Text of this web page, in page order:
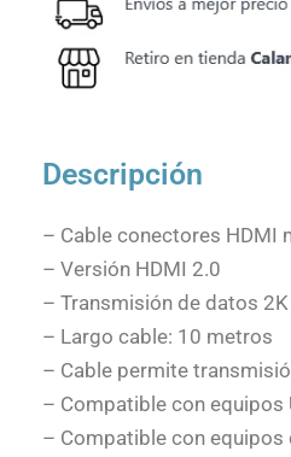
Descripción
– Cable conectores HDMI
– Versión HDMI 2.0
– Transmisión de datos
– Largo cable: 10 metros
– Cable permite
– Compatible con equipos
– Compatible con